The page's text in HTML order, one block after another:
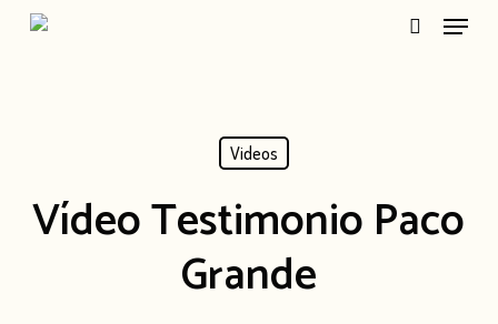
Menu
Videos
Vídeo Testimonio Paco
Grande